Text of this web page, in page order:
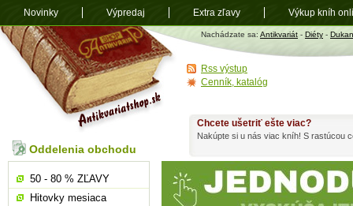
Antikvariát
shop.sk
Nachádzate sa: Antikvariát - Diéty -
Chcete ušetriť ešte viac?
Nakúpte si u nás viac kníh! S rastúcou
Oddelenia obchodu
50 - 80 % ZĽAVY
Hitovky mesiaca
Rss výstup
Cenník, katalóg
Novinky Výpredaj Extra zľavy Výkup kníh